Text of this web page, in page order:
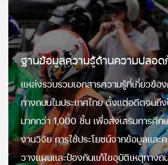
ฐานข้อมูลความรู้ด้านความปลอ
แหล่งรวบรวมเอกสารความรู้ที่เกี่ยวข้อ
ทางถนนในประเทศไทย ตั้งแต่อดีตจนถึ
มากกว่า 1,000 ชิ้น เพื่อส่งเสริมการศึก
งานวิจัย การใช้ประโยชน์จากข้อมูลและ
วางแผนและป้องกันแก้ไขอุบัติเหตุทาง